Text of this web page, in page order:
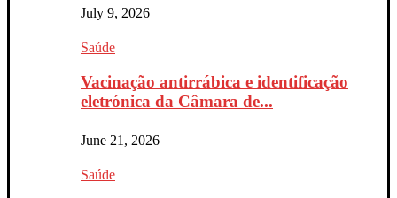
July 9, 2026
Saúde
Vacinação antirrábica e identificação
eletrónica da Câmara de...
June 21, 2026
Saúde